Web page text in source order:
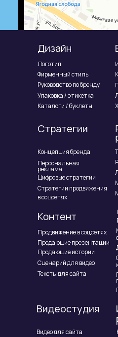
Дизайн
Видеостудия
Контент
Стратегии
Логотип
Фирменный стиль
Руководство по бренду
Упаковка / этикетка
Каталоги / буклеты
Видео для сайта
Продвижение в соцсетях
Продающие презентации
Продающие истории
Сценарий для видео
Тексты для сайта
Концепция бренда
Персональная
реклама
Цифровые стратегии
Стратегии продвижения
в соцсетях